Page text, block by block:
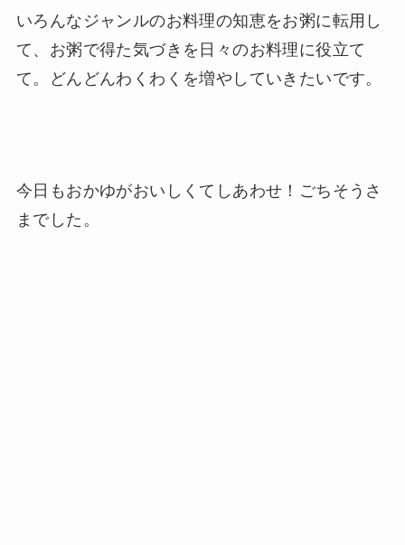
いろんなジャンルのお料理の知恵をお粥に転用し
て、お粥で得た気づきを日々のお料理に役立て
て。どんどんわくわくを増やしていきたいです。
今日もおかゆがおいしくてしあわせ！ごちそうさ
までした。